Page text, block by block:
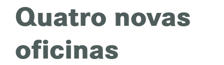
Quatro novas
oficinas